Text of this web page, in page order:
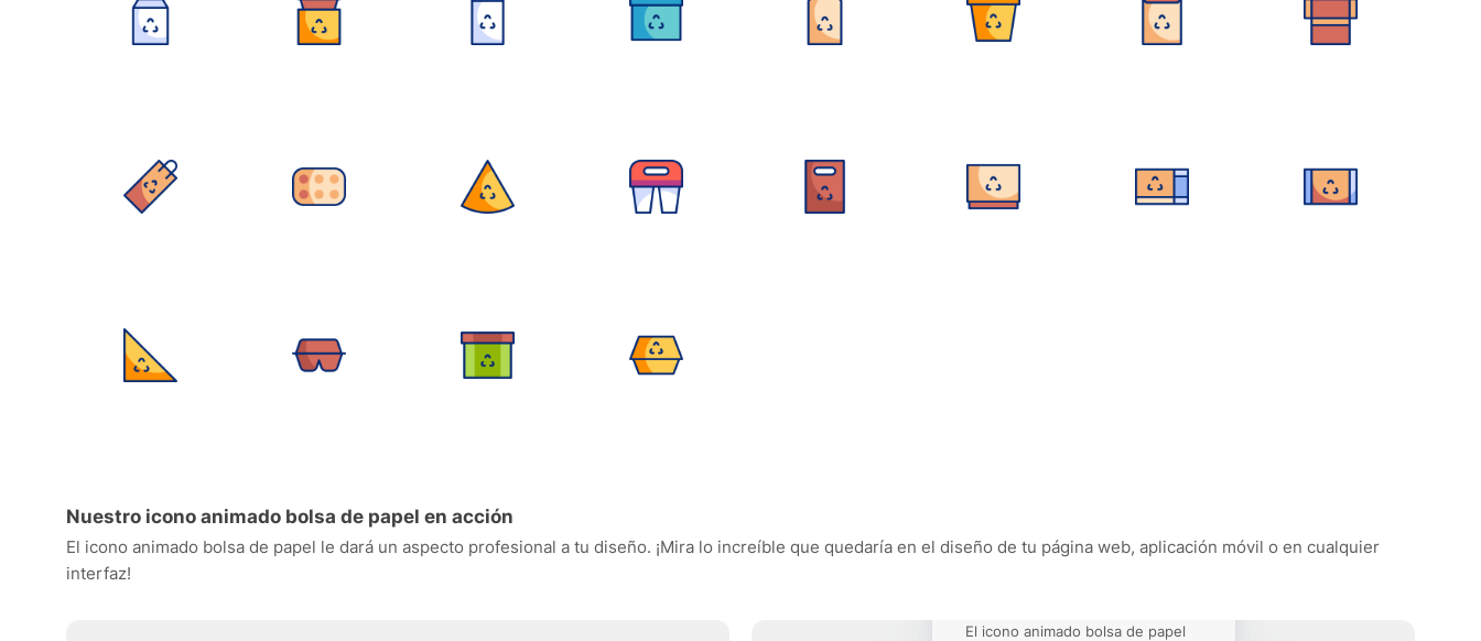
Nuestro icono animado bolsa de papel en acción
El icono animado bolsa de papel le dará un aspecto profesional a tu diseño. ¡Mira lo increíble que quedaría en el diseño de tu página web, aplicación móvil o en cualquier
interfaz!
El icono animado bolsa de papel